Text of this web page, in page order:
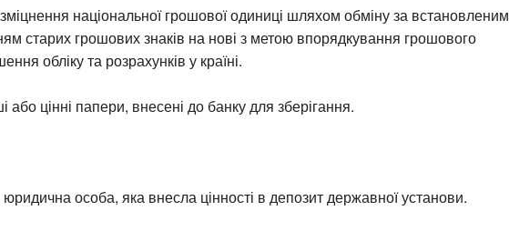
національної грошової одиниці шляхом обміну за встановленим
старих грошових знаків на нові з метою впорядкування грошового
обліку та розрахунків у країні.
або цінні папери, внесені до банку для зберігання.
особа, яка внесла цінності в депозит державної установи.